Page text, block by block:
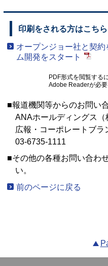
印刷をされる方はこち
オープンジョー社と契
ム開発をスタート
PDF形式を閲覧する
Adobe Readerが必要
■報道機関等からのお問い
ANAホールディングス（
広報・コーポレートブラ
03-6735-1111
■その他の各種お問い合わ
い。
前のページに戻る